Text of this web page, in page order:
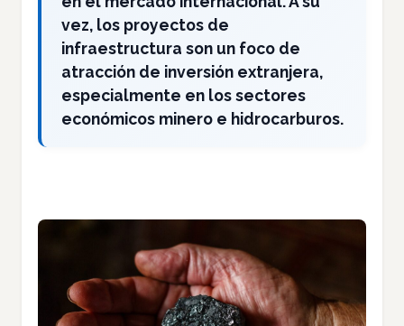
vez, los proyectos de
infraestructura son un foco de
atracción de inversión extranjera,
especialmente en los sectores
económicos minero e hidrocarburos.